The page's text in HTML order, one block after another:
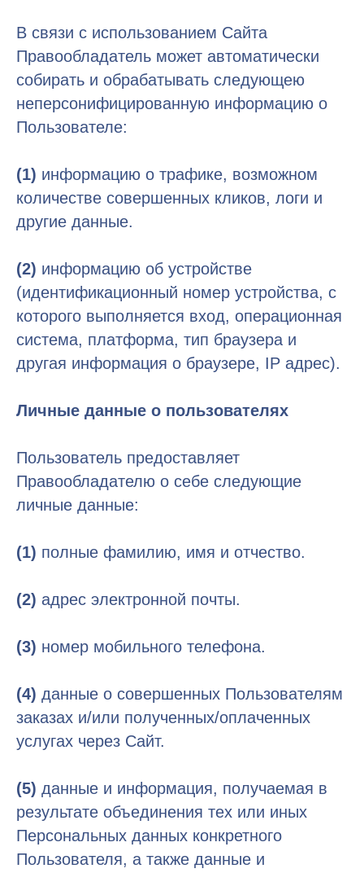
В связи с использованием Сайта
Правообладатель может автоматически
собирать и обрабатывать следующею
неперсонифицированную информацию о
Пользователе:
(1) информацию о трафике, возможном
количестве совершенных кликов, логи и
другие данные.
(2) информацию об устройстве
(идентификационный номер устройства, с
которого выполняется вход, операционная
система, платформа, тип браузера и
другая информация о браузере, IP адрес).
Личные данные о пользователях
Пользователь предоставляет
Правообладателю о себе следующие
личные данные:
(1) полные фамилию, имя и отчество.
(2) адрес электронной почты.
(3) номер мобильного телефона.
(4) данные о совершенных Пользователям
заказах и/или полученных/оплаченных
услугах через Сайт.
(5) данные и информация, получаемая в
результате объединения тех или иных
Персональных данных конкретного
Пользователя, а также данные и